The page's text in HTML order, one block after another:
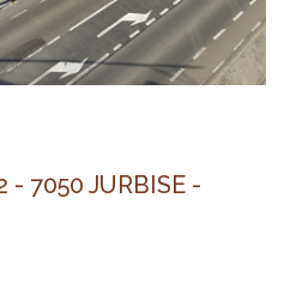
- 7050 JURBISE -